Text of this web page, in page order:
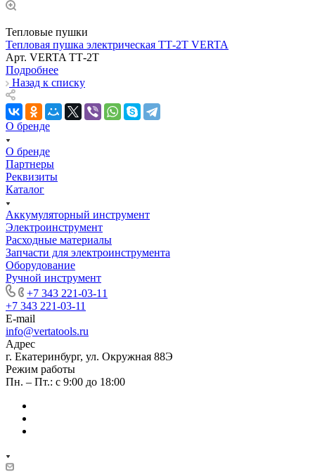
Тепловые пушки
Тепловая пушка электрическая ТТ-2Т VERTA
Арт. VERTA ТТ-2Т
Подробнее
Назад к списку
О бренде
О бренде
Партнеры
Реквизиты
Каталог
Аккумуляторный инструмент
Электроинструмент
Расходные материалы
Запчасти для электроинструмента
Оборудование
Ручной инструмент
+7 343 221-03-11
+7 343 221-03-11
E-mail
info@vertatools.ru
Адрес
г. Екатеринбург, ул. Окружная 88Э
Режим работы
Пн. – Пт.: с 9:00 до 18:00